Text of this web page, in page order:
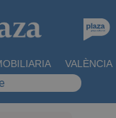
VALÈNCIA